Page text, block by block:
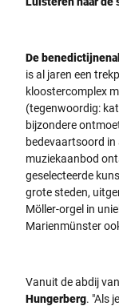
De
is al jaren een
kloostercomplex
(tegenwoordig:
bijzondere
bedevaartsoord in
muziekaanbod
geselecteerde
grote steden,
Möller-orgel in
Marienmünster
Vanuit de abdij
Hungerberg. "Als